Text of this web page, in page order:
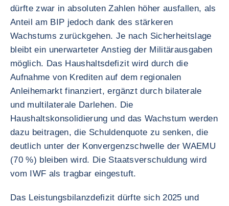
dürfte zwar in absoluten Zahlen höher ausfallen, als
Anteil am BIP jedoch dank des stärkeren
Wachstums zurückgehen. Je nach Sicherheitslage
bleibt ein unerwarteter Anstieg der Militärausgaben
möglich. Das Haushaltsdefizit wird durch die
Aufnahme von Krediten auf dem regionalen
Anleihemarkt finanziert, ergänzt durch bilaterale
und multilaterale Darlehen. Die
Haushaltskonsolidierung und das Wachstum werden
dazu beitragen, die Schuldenquote zu senken, die
deutlich unter der Konvergenzschwelle der WAEMU
(70 %) bleiben wird. Die Staatsverschuldung wird
vom IWF als tragbar eingestuft.
Das Leistungsbilanzdefizit dürfte sich 2025 und